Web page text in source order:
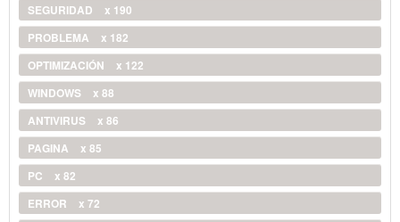
SEGURIDAD
x 190
PROBLEMA
x 182
OPTIMIZACIÓN
x 122
WINDOWS
x 88
ANTIVIRUS
x 86
PAGINA
x 85
PC
x 82
ERROR
x 72